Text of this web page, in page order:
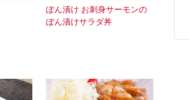
ぽん漬け お刺身サーモンの
ぽん漬けサラダ丼